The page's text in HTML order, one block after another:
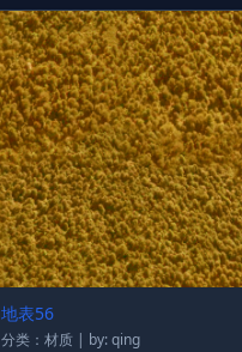
地表56
分类：材质 | by: qing